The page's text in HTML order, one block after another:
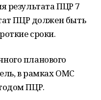
результата ПЦР 7
ПЦР должен быть
сроки.
планового
в рамках ОМС
ПЦР.